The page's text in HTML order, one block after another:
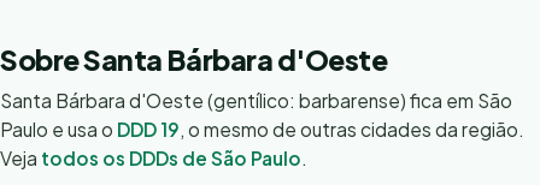
Sobre Santa Bárbara d'Oeste
Santa Bárbara d'Oeste (gentílico: barbarense) fica em São
Paulo e usa o DDD 19, o mesmo de outras cidades da região.
Veja todos os DDDs de São Paulo.